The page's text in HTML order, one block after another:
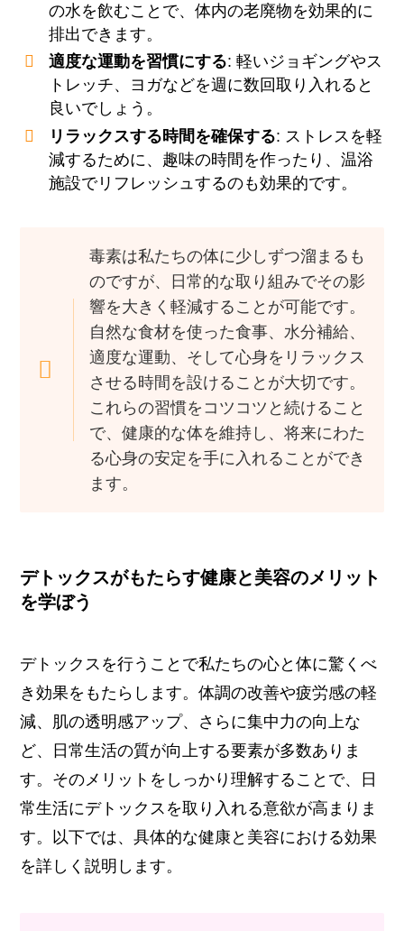
の水を飲むことで、体内の老廃物を効果的に
排出できます。
適度な運動を習慣にする: 軽いジョギングやス
トレッチ、ヨガなどを週に数回取り入れると
良いでしょう。
リラックスする時間を確保する: ストレスを軽
減するために、趣味の時間を作ったり、温浴
施設でリフレッシュするのも効果的です。
毒素は私たちの体に少しずつ溜まるも
のですが、日常的な取り組みでその影
響を大きく軽減することが可能です。
自然な食材を使った食事、水分補給、
適度な運動、そして心身をリラックス
させる時間を設けることが大切です。
これらの習慣をコツコツと続けること
で、健康的な体を維持し、将来にわた
る心身の安定を手に入れることができ
ます。
デトックスがもたらす健康と美容のメリット
を学ぼう
デトックスを行うことで私たちの心と体に驚くべ
き効果をもたらします。体調の改善や疲労感の軽
減、肌の透明感アップ、さらに集中力の向上な
ど、日常生活の質が向上する要素が多数ありま
す。そのメリットをしっかり理解することで、日
常生活にデトックスを取り入れる意欲が高まりま
す。以下では、具体的な健康と美容における効果
を詳しく説明します。